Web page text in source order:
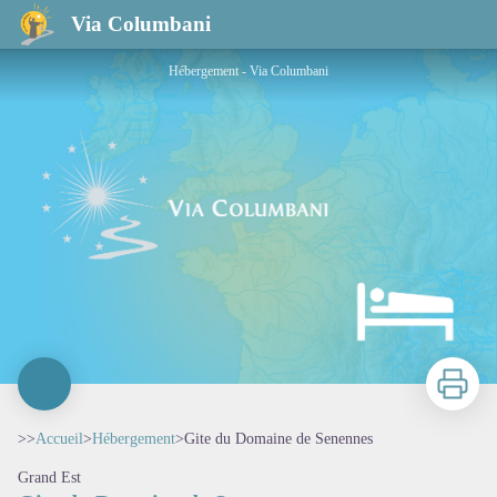
Via Columbani
Gite du Domaine de Senennes
Hébergement - Via Columbani
Imprimer
>>Accueil>Hébergement>Gite du Domaine de Senennes
Grand Est